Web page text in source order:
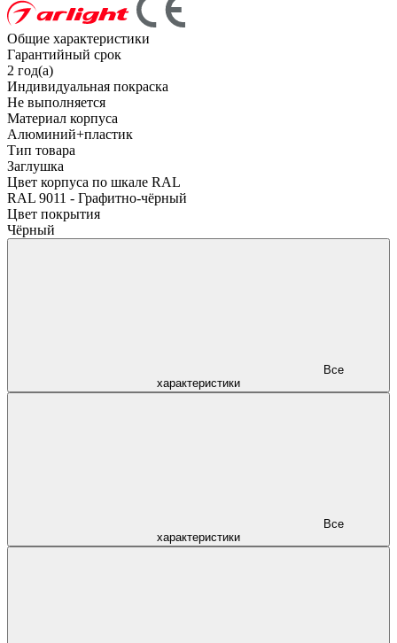
Общие характеристики
Гарантийный срок
2 год(а)
Индивидуальная покраска
Не выполняется
Материал корпуса
Алюминий+пластик
Тип товара
Заглушка
Цвет корпуса по шкале RAL
RAL 9011 - Графитно-чёрный
Цвет покрытия
Чёрный
характеристики
характеристики